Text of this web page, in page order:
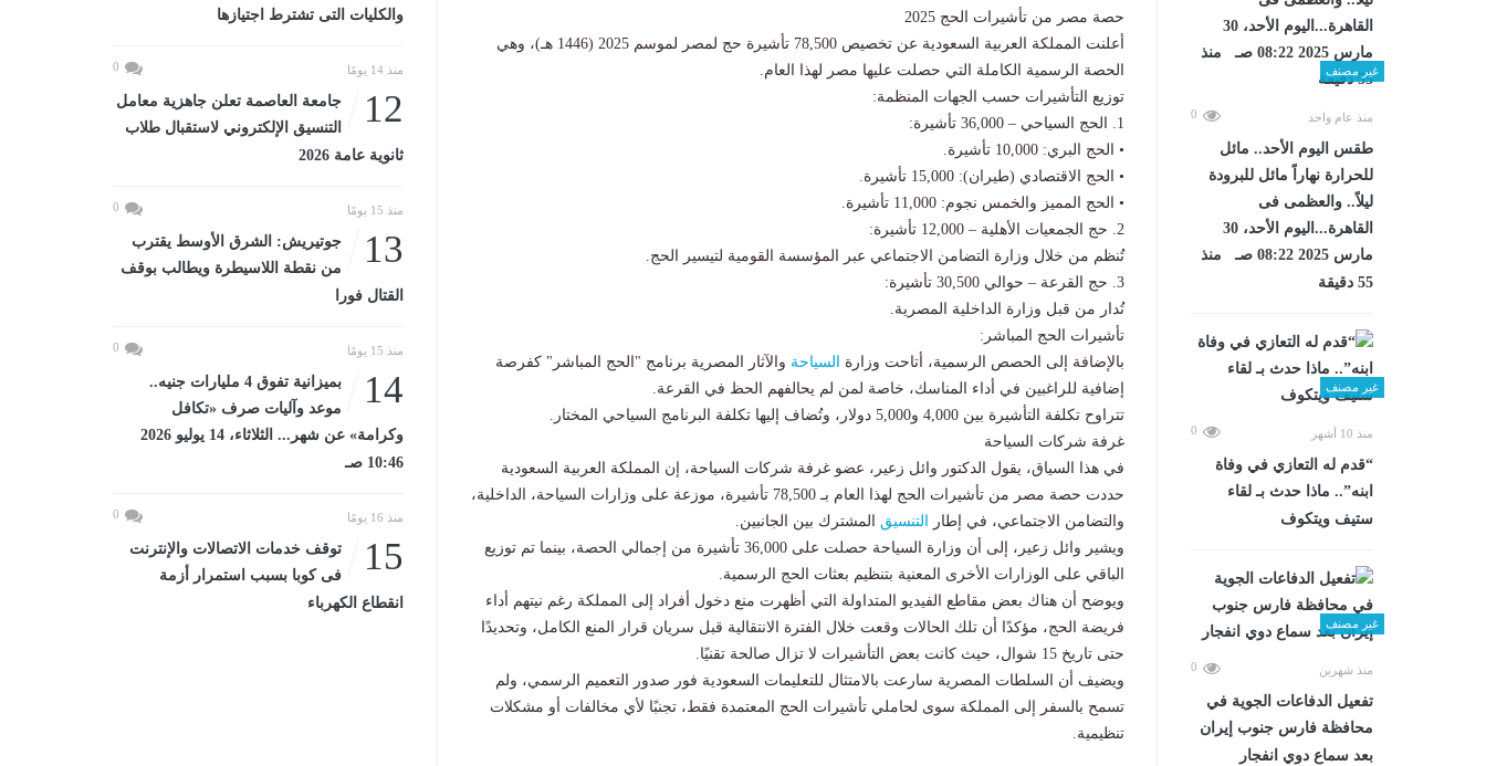
غير مصنف
منذ عام واحد 0
طقس اليوم الأحد.. مائل
للحرارة نهاراً مائل للبرودة
ليلاً.. والعظمى فى
القاهرة...اليوم الأحد، 30
مارس 2025 08:22 صـ منذ
55 دقيقة
غير مصنف
منذ 10 أشهر 0
“قدم له التعازي في وفاة
ابنه”.. ماذا حدث بـ لقاء
ستيف ويتكوف
غير مصنف
منذ شهرين 0
تفعيل الدفاعات الجوية في
محافظة فارس جنوب إيران
بعد سماع دوي انفجار
حصة مصر من تأشيرات الحج 2025
أعلنت المملكة العربية السعودية عن تخصيص 78,500 تأشيرة حج لمصر لموسم 2025 (1446 هـ)، وهي
الحصة الرسمية الكاملة التي حصلت عليها مصر لهذا العام.
توزيع التأشيرات حسب الجهات المنظمة:
1. الحج السياحي – 36,000 تأشيرة:
• الحج البري: 10,000 تأشيرة.
• الحج الاقتصادي (طيران): 15,000 تأشيرة.
• الحج المميز والخمس نجوم: 11,000 تأشيرة.
2. حج الجمعيات الأهلية – 12,000 تأشيرة:
تُنظم من خلال وزارة التضامن الاجتماعي عبر المؤسسة القومية لتيسير الحج.
3. حج القرعة – حوالي 30,500 تأشيرة:
تُدار من قبل وزارة الداخلية المصرية.
تأشيرات الحج المباشر:
بالإضافة إلى الحصص الرسمية، أتاحت وزارة
السياحة والآثار المصرية برنامج "الحج المباشر" كفرصة
إضافية للراغبين في أداء المناسك، خاصة لمن لم يحالفهم الحظ في القرعة.
تتراوح تكلفة التأشيرة بين 4,000 و5,000 دولار، وتُضاف إليها تكلفة البرنامج السياحي المختار.
غرفة شركات السياحة
في هذا السياق، يقول الدكتور وائل زعير، عضو غرفة شركات السياحة، إن المملكة العربية السعودية
حددت حصة مصر من تأشيرات الحج لهذا العام بـ 78,500 تأشيرة، موزعة على وزارات السياحة، الداخلية،
والتضامن الاجتماعي، في إطار
التنسيق المشترك بين الجانبين.
ويشير وائل زعير، إلى أن وزارة السياحة حصلت على 36,000 تأشيرة من إجمالي الحصة، بينما تم توزيع
الباقي على الوزارات الأخرى المعنية بتنظيم بعثات الحج الرسمية.
ويوضح أن هناك بعض مقاطع الفيديو المتداولة التي أظهرت منع دخول أفراد إلى المملكة رغم نيتهم أداء
فريضة الحج، مؤكدًا أن تلك الحالات وقعت خلال الفترة الانتقالية قبل سريان قرار المنع الكامل، وتحديدًا
حتى تاريخ 15 شوال، حيث كانت بعض التأشيرات لا تزال صالحة تقنيًا.
ويضيف أن السلطات المصرية سارعت بالامتثال للتعليمات السعودية فور صدور التعميم الرسمي، ولم
تسمح بالسفر إلى المملكة سوى لحاملي تأشيرات الحج المعتمدة فقط، تجنبًا لأي مخالفات أو مشكلات
تنظيمية.
والكليات التى تشترط اجتيازها
منذ 14 يومًا 0
12
جامعة العاصمة تعلن جاهزية معامل
التنسيق الإلكتروني لاستقبال طلاب
ثانوية عامة 2026
منذ 15 يومًا 0
13
جوتيريش: الشرق الأوسط يقترب
من نقطة اللاسيطرة ويطالب بوقف
القتال فورا
منذ 15 يومًا 0
14
بميزانية تفوق 4 مليارات جنيه..
موعد وآليات صرف «تكافل
وكرامة» عن شهر... الثلاثاء، 14 يوليو 2026
10:46 صـ
منذ 16 يومًا 0
15
توقف خدمات الاتصالات والإنترنت
فى كوبا بسبب استمرار أزمة
انقطاع الكهرباء